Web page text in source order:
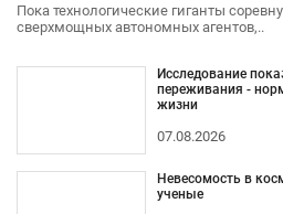
Пока технологические гиганты
сверхмощных автономных агентов,..
Исследование
переживания -
жизни
07.08.2026
Невесомость в
ученые